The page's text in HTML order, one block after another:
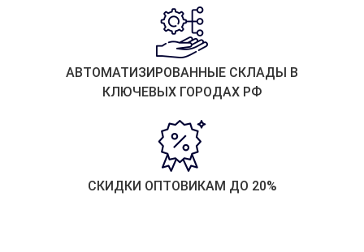
АВТОМАТИЗИРОВАННЫЕ СКЛАДЫ В
КЛЮЧЕВЫХ ГОРОДАХ РФ
СКИДКИ ОПТОВИКАМ ДО 20%